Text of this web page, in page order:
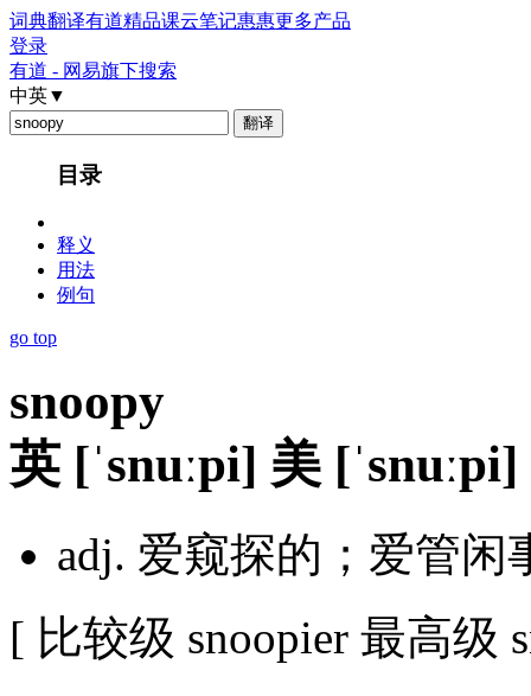
词典翻译有道精品课云笔记惠惠更多产品
登录
有道 - 网易旗下搜索
中英▼
目录
释义
用法
例句
go top
snoopy
英 [ˈsnuːpi] 美 [ˈsnuːpi]
adj. 爱窥探的；爱管闲
[ 比较级 snoopier 最高级